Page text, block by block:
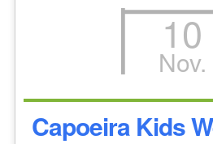
10
Nov.
Capoeira Kids